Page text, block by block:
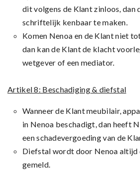
dit volgens de Klant zinloos, dan
schriftelijk kenbaar te maken.
Komen Nenoa en de Klant niet
dan kan de Klant de klacht
wetgever of een mediator.
Artikel 8: Beschadiging & diefstal
Wanneer de Klant meubilair,
in Nenoa beschadigt, dan heeft
een schadevergoeding van de
Diefstal wordt door Nenoa
gemeld.